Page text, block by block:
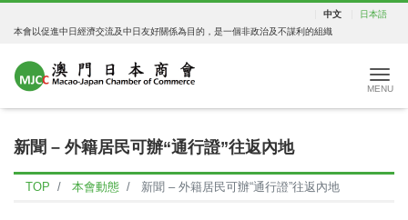
中文
日本語
本會以促進中日經濟交流及中日友好關係為目的，是一個非政治及不謀利的組織
新聞 – 外籍居民可辦“通行證”往返內地
TOP 本會動態 新聞 – 外籍居民可辦“通行證”往返內地